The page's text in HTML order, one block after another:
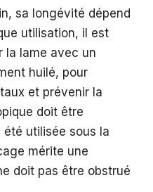
sa longévité dépend
utilisation, il est
la lame avec un
huilé, pour
et prévenir la
doit être
utilisée sous la
mérite une
doit pas être obstrué